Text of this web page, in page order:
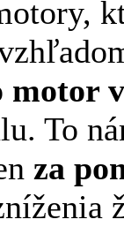
motor
To
za